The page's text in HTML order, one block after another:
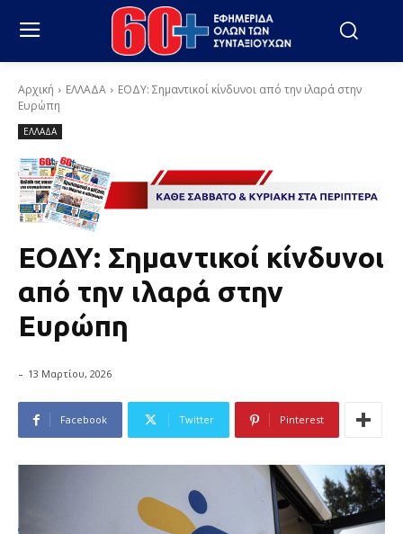
Αρχική ΕΛΛΑΔΑ
ΕΟΔΥ: Σημαντικοί κίνδυνοι από την ιλαρά στην
Ευρώπη
ΕΛΛΑΔΑ
ΕΟΔΥ: Σημαντικοί κίνδυνοι
από την ιλαρά στην
Ευρώπη
- 13 Μαρτίου, 2026
Facebook Twitter Pinterest